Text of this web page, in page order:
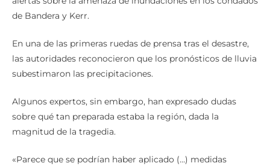
de Bandera y Kerr.
En una de las primeras ruedas de prensa tras el desastre,
las autoridades reconocieron que los pronósticos de lluvia
subestimaron las precipitaciones.
Algunos expertos, sin embargo, han expresado dudas
sobre qué tan preparada estaba la región, dada la
magnitud de la tragedia.
«Parece que se podrían haber aplicado (…) medidas